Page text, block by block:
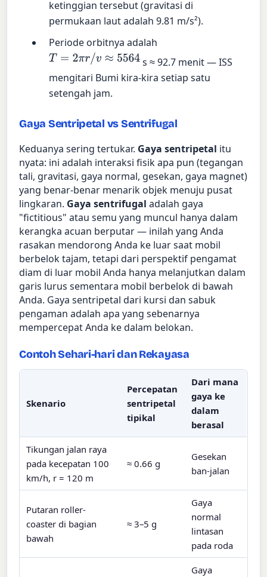
ketinggian tersebut (gravitasi di
permukaan laut adalah 9.81 m/s²).
Periode orbitnya adalah
T= 2π r/v≈5564
s ≈ 92.7 menit — ISS
mengitari Bumi kira-kira setiap satu
setengah jam.
Gaya Sentripetal vs Sentrifugal
Keduanya sering tertukar. Gaya sentripetal itu
nyata: ini adalah interaksi fisik apa pun (tegangan
tali, gravitasi, gaya normal, gesekan, gaya magnet)
yang benar-benar menarik objek menuju pusat
lingkaran. Gaya sentrifugal adalah gaya
"fictitious" atau semu yang muncul hanya dalam
kerangka acuan berputar — inilah yang Anda
rasakan mendorong Anda ke luar saat mobil
berbelok tajam, tetapi dari perspektif pengamat
diam di luar mobil Anda hanya melanjutkan dalam
garis lurus sementara mobil berbelok di bawah
Anda. Gaya sentripetal dari kursi dan sabuk
pengaman adalah apa yang sebenarnya
mempercepat Anda ke dalam belokan.
Contoh Sehari-hari dan Rekayasa
Skenario
Percepatan
sentripetal
tipikal
Dari mana
gaya ke
dalam
berasal
Tikungan jalan raya
pada kecepatan 100
km/h, r = 120 m
≈ 0.66 g
Gesekan
ban-jalan
Putaran roller-
coaster di bagian
bawah
≈ 3–5 g
Gaya
normal
lintasan
pada roda
Gaya